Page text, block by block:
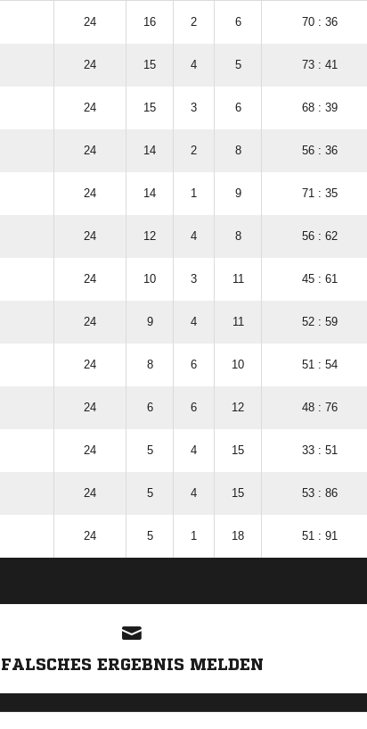
24 16 2 6 70 : 36
24 15 4 5 73 : 41
24 15 3 6 68 : 39
24 14 2 8 56 : 36
24 14 1 9 71 : 35
24 12 4 8 56 : 62
24 10 3 11 45 : 61
24 9 4 11 52 : 59
24 8 6 10 51 : 54
24 6 6 12 48 : 76
24 5 4 15 33 : 51
24 5 4 15 53 : 86
24 5 1 18 51 : 91
FALSCHES ERGEBNIS MELDEN